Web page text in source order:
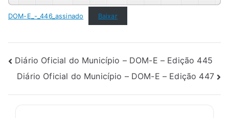
DOM-E_-_446_assinado Baixar
Diário Oficial do Município – DOM-E – Edição 445
Diário Oficial do Município – DOM-E – Edição 447